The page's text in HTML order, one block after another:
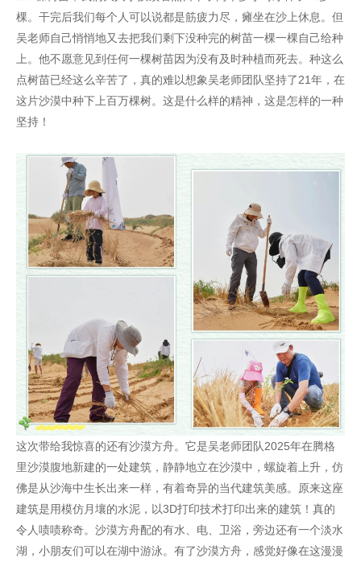
棵。干完后我们每个人可以说都是筋疲力尽，瘫坐在沙上休息。但
吴老师自己悄悄地又去把我们剩下没种完的树苗一棵一棵自己给种
上。他不愿意见到任何一棵树苗因为没有及时种植而死去。种这么
点树苗已经这么辛苦了，真的难以想象吴老师团队坚持了21年，在
这片沙漠中种下上百万棵树。这是什么样的精神，这是怎样的一种
坚持！
这次带给我惊喜的还有沙漠方舟。它是吴老师团队2025年在腾格
里沙漠腹地新建的一处建筑，静静地立在沙漠中，螺旋着上升，仿
佛是从沙海中生长出来一样，有着奇异的当代建筑美感。原来这座
建筑是用模仿月壤的水泥，以3D打印技术打印出来的建筑！真的
令人啧啧称奇。沙漠方舟配的有水、电、卫浴，旁边还有一个淡水
湖，小朋友们可以在湖中游泳。有了沙漠方舟，感觉好像在这漫漫